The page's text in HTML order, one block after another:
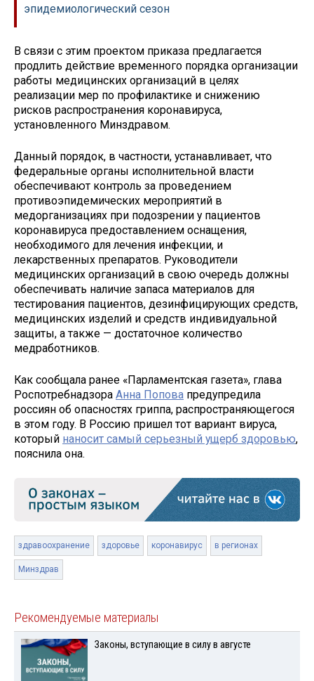
эпидемиологический сезон
В связи с этим проектом приказа предлагается
продлить действие временного порядка организации
работы медицинских организаций в целях
реализации мер по профилактике и снижению
рисков распространения коронавируса,
установленного Минздравом.
Данный порядок, в частности, устанавливает, что
федеральные органы исполнительной власти
обеспечивают контроль за проведением
противоэпидемических мероприятий в
медорганизациях при подозрении у пациентов
коронавируса предоставлением оснащения,
необходимого для лечения инфекции, и
лекарственных препаратов. Руководители
медицинских организаций в свою очередь должны
обеспечивать наличие запаса материалов для
тестирования пациентов, дезинфицирующих средств,
медицинских изделий и средств индивидуальной
защиты, а также — достаточное количество
медработников.
Как сообщала ранее «Парламентская газета», глава
Роспотребнадзора Анна Попова предупредила
россиян об опасностях гриппа, распространяющегося
в этом году. В Россию пришел тот вариант вируса,
который наносит самый серьезный ущерб здоровью,
пояснила она.
здравоохранение здоровье коронавирус в регионах
Минздрав
Рекомендуемые материалы
Законы, вступающие в силу в августе